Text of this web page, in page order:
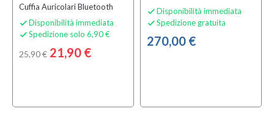
Cuffia Auricolari Bluetooth
 Disponibilità immediata
 Spedizione solo 6,90 €
25,90 € 21,90 €
 Disponibilità immediata
 Spedizione gratuita
270,00 €